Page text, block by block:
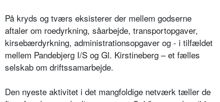
På kryds og tværs eksisterer der mellem godserne
aftaler om roedyrkning, såarbejde, transportopgaver,
kirsebærdyrkning, administrationsopgaver og - i tilfældet
mellem Pandebjerg I/S og Gl. Kirstineberg – et fælles
selskab om driftssamarbejde.
Den nyeste aktivitet i det mangfoldige netværk tæller de